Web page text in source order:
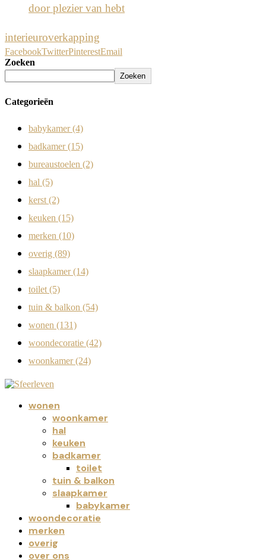
door plezier van hebt
interieuroverkapping
FacebookTwitterPinterestEmail
Zoeken
Zoeken
Categorieën
babykamer(4)
badkamer(15)
bureaustoelen (2)
hal (5)
kerst (2)
keuken (15)
merken (10)
overig (89)
slaapkamer(14)
toilet (5)
tuin & balkon (54)
wonen (131)
woondecoratie (42)
woonkamer(24)
wonen
woonkamer
hal
keuken
badkamer
toilet
tuin & balkon
slaapkamer
babykamer
woondecoratie
merken
overig
over ons